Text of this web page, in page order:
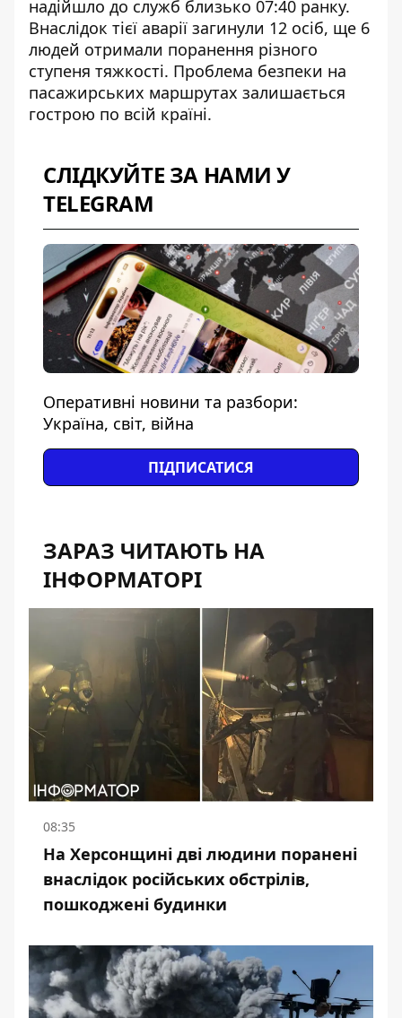
надійшло до служб близько 07:40 ранку.
Внаслідок тієї аварії загинули 12 осіб, ще 6
людей отримали поранення різного
ступеня тяжкості. Проблема безпеки на
пасажирських маршрутах залишається
гострою по всій країні.
СЛІДКУЙТЕ ЗА НАМИ У
TELEGRAM
Оперативні новини та разбори:
Україна, світ, війна
ПІДПИСАТИСЯ
ЗАРАЗ ЧИТАЮТЬ НА
ІНФОРМАТОРІ
08:35
На Херсонщині дві людини поранені
внаслідок російських обстрілів,
пошкоджені будинки